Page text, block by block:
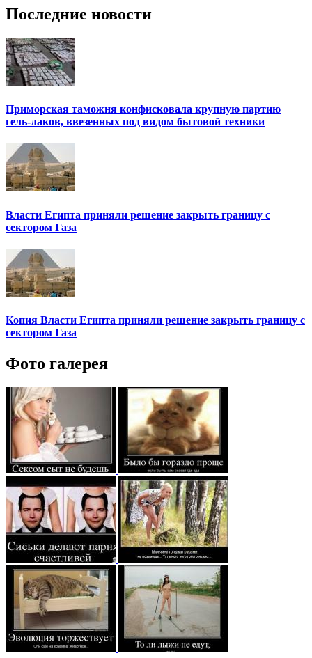
Последние новости
Приморская таможня конфисковала крупную партию
гель-лаков, ввезенных под видом бытовой техники
Власти Египта приняли решение закрыть границу с
сектором Газа
Копия Власти Египта приняли решение закрыть границу с
сектором Газа
Фото галерея